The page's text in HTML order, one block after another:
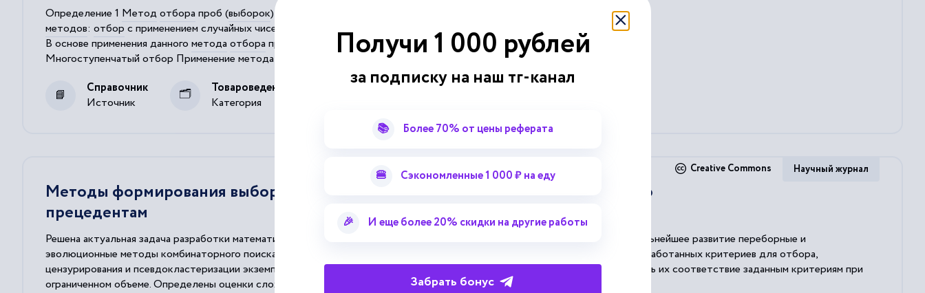
Определение 1 Метод отбора проб (выборок) - это упорядоченная совокупность взаимосвязанных способов...
методов: отбор с применением случайных чисел; многоступенчатый
«вслепую»; систематический...
В основе применения данного метода отбора проб (
), как правило, лежит использование таблиц случайных...
Многоступенчатый отбор Применение метода отбора
единиц продукции в выборку (пробу)...
Источник
Справочник
Категория
Товароведение
Методы формирования выборок для построения диагностических моделей по
прецедентам
Решена актуальная задача разработки математического обеспечения для формирования обучающих выборок. Получили дальнейшее развитие переборные и
эволюционные методы комбинаторного поиска, которые модифицированы для формирования выборок путем введения разработанных критериев для отбора,
цензурирования и псевдокластеризации экземпляров, что позволяет ускорить процесс формирования выборок и обеспечить их соответствие заданным критериям при
ограниченном объеме. Определены оценки сложности разработанных методов. Библиогр.: 9 назв.
Creative Commons Научный журнал
Получи 1 000 рублей
за подписку на наш тг-канал
📚 Более 70% от цены реферата
🍔 Сэкономленные 1 000 ₽ на еду
🎉 И еще более 20% скидки на другие работы
Забрать бонус